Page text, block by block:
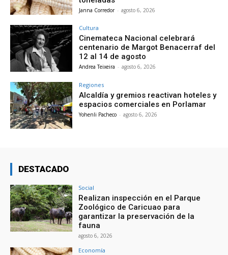
Janna Corredor - agosto 6, 2026
Cultura
Cinemateca Nacional celebrará
centenario de Margot Benacerraf del
12 al 14 de agosto
Andrea Teixeira - agosto 6, 2026
Regiones
Alcaldía y gremios reactivan hoteles y
espacios comerciales en Porlamar
Yohenli Pacheco - agosto 6, 2026
DESTACADO
Social
Realizan inspección en el Parque
Zoológico de Caricuao para
garantizar la preservación de la
fauna
agosto 6, 2026
Economía